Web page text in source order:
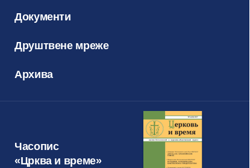
Документи
Друштвене мреже
Архива
Часопис
«Црква и време»